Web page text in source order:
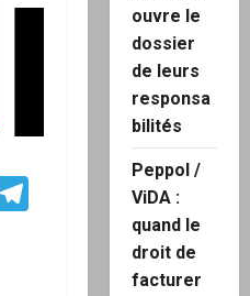
WhatsApp
Telegram
ouvre le
dossier
de leurs
responsa
bilités
Peppol /
ViDA :
quand le
droit de
facturer